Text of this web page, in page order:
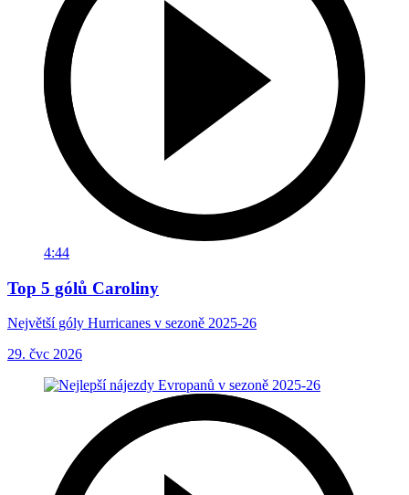
4:44
Top 5 gólů Caroliny
Největší góly Hurricanes v sezoně 2025-26
29. čvc 2026